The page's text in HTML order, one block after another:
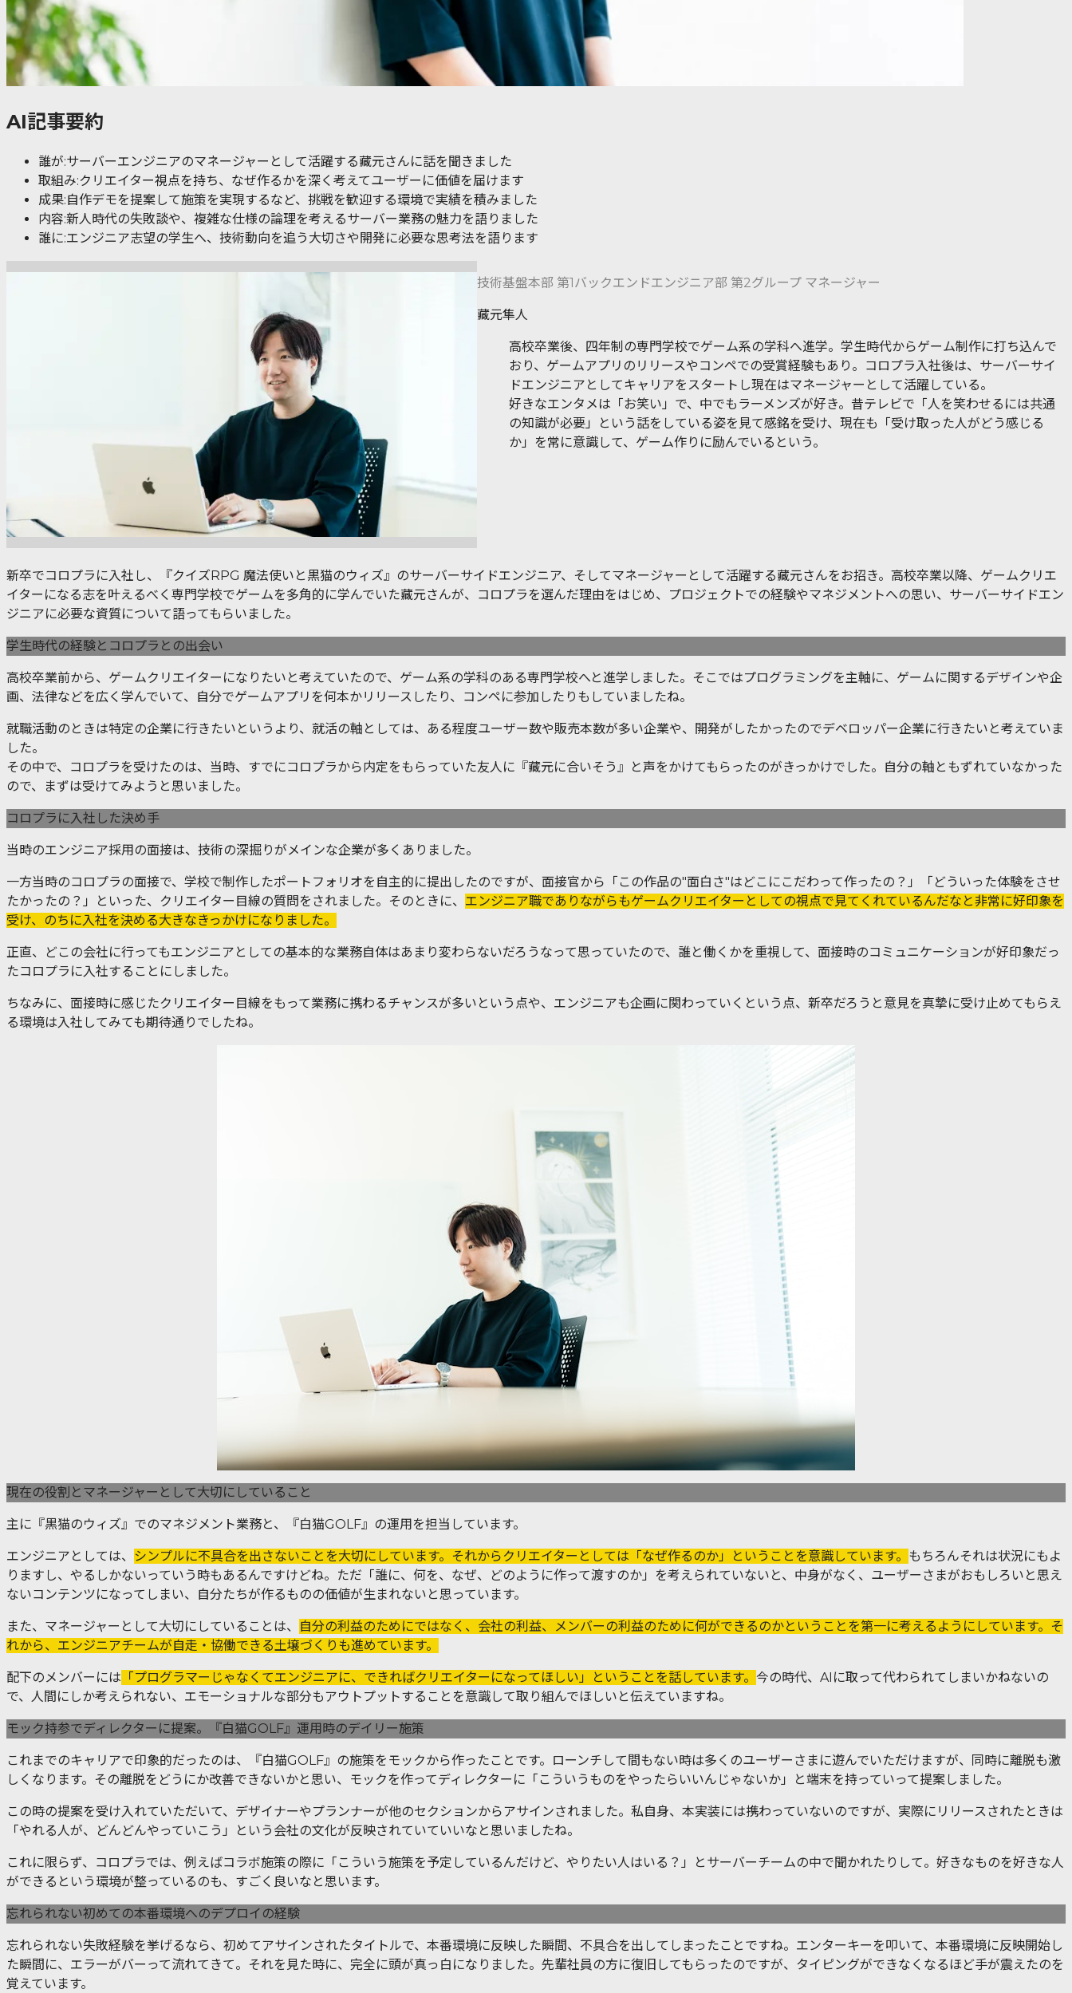
AI記事要約
誰が:サーバーエンジニアのマネージャーとして活躍する藏元さんに話を聞きました
取組み:クリエイター視点を持ち、なぜ作るかを深く考えてユーザーに価値を届けます
成果:自作デモを提案して施策を実現するなど、挑戦を歓迎する環境で実績を積みました
内容:新人時代の失敗談や、複雑な仕様の論理を考えるサーバー業務の魅力を語りました
誰に:エンジニア志望の学生へ、技術動向を追う大切さや開発に必要な思考法を語ります
技術基盤本部 第1バックエンドエンジニア部 第2グループ マネージャー
藏元隼人
高校卒業後、四年制の専門学校でゲーム系の学科へ進学。学生時代からゲーム制作に打ち込んで
おり、ゲームアプリのリリースやコンペでの受賞経験もあり。コロプラ入社後は、サーバーサイ
ドエンジニアとしてキャリアをスタートし現在はマネージャーとして活躍している。
好きなエンタメは「お笑い」で、中でもラーメンズが好き。昔テレビで「人を笑わせるには共通
の知識が必要」という話をしている姿を見て感銘を受け、現在も「受け取った人がどう感じる
か」を常に意識して、ゲーム作りに励んでいるという。
新卒でコロプラに入社し、『クイズRPG 魔法使いと黒猫のウィズ』のサーバーサイドエンジニア、そしてマネージャーとして活躍する藏元さんをお招き。高校卒業以降、ゲームクリエ
イターになる志を叶えるべく専門学校でゲームを多角的に学んでいた藏元さんが、コロプラを選んだ理由をはじめ、プロジェクトでの経験やマネジメントへの思い、サーバーサイドエン
ジニアに必要な資質について語ってもらいました。
学生時代の経験とコロプラとの出会い
高校卒業前から、ゲームクリエイターになりたいと考えていたので、ゲーム系の学科のある専門学校へと進学しました。そこではプログラミングを主軸に、ゲームに関するデザインや企
画、法律などを広く学んでいて、自分でゲームアプリを何本かリリースしたり、コンペに参加したりもしていましたね。
就職活動のときは特定の企業に行きたいというより、就活の軸としては、ある程度ユーザー数や販売本数が多い企業や、開発がしたかったのでデベロッパー企業に行きたいと考えていま
した。
その中で、コロプラを受けたのは、当時、すでにコロプラから内定をもらっていた友人に『藏元に合いそう』と声をかけてもらったのがきっかけでした。自分の軸ともずれていなかった
ので、まずは受けてみようと思いました。
コロプラに入社した決め手
当時のエンジニア採用の面接は、技術の深掘りがメインな企業が多くありました。
一方当時のコロプラの面接で、学校で制作したポートフォリオを自主的に提出したのですが、面接官から「この作品の"面白さ"はどこにこだわって作ったの？」「どういった体験をさせ
たかったの？」といった、クリエイター目線の質問をされました。そのときに、 エンジニア職でありながらもゲームクリエイターとしての視点で見てくれているんだなと非常に好印象を
受け、のちに入社を決める大きなきっかけになりました。
正直、どこの会社に行ってもエンジニアとしての基本的な業務自体はあまり変わらないだろうなって思っていたので、誰と働くかを重視して、面接時のコミュニケーションが好印象だっ
たコロプラに入社することにしました。
ちなみに、面接時に感じたクリエイター目線をもって業務に携わるチャンスが多いという点や、エンジニアも企画に関わっていくという点、新卒だろうと意見を真摯に受け止めてもらえ
る環境は入社してみても期待通りでしたね。
現在の役割とマネージャーとして大切にしていること
主に『黒猫のウィズ』でのマネジメント業務と、『白猫GOLF』の運用を担当しています。
エンジニアとしては、 シンプルに不具合を出さないことを大切にしています。それからクリエイターとしては「なぜ作るのか」ということを意識しています。 もちろんそれは状況にもよ
りますし、やるしかないっていう時もあるんですけどね。ただ「誰に、何を、なぜ、どのように作って渡すのか」を考えられていないと、中身がなく、ユーザーさまがおもしろいと思え
ないコンテンツになってしまい、自分たちが作るものの価値が生まれないと思っています。
また、マネージャーとして大切にしていることは、
自分の利益のためにではなく、会社の利益、メンバーの利益のために何ができるのかということを第一に考えるようにしています。そ
れから、エンジニアチームが自走・協働できる土壌づくりも進めています。
配下のメンバーには 「プログラマーじゃなくてエンジニアに、できればクリエイターになってほしい」ということを話しています。 今の時代、AIに取って代わられてしまいかねないの
で、人間にしか考えられない、エモーショナルな部分もアウトプットすることを意識して取り組んでほしいと伝えていますね。
モック持参でディレクターに提案。『白猫GOLF』運用時のデイリー施策
これまでのキャリアで印象的だったのは、『白猫GOLF』の施策をモックから作ったことです。ローンチして間もない時は多くのユーザーさまに遊んでいただけますが、同時に離脱も激
しくなります。その離脱をどうにか改善できないかと思い、モックを作ってディレクターに「こういうものをやったらいいんじゃないか」と端末を持っていって提案しました。
この時の提案を受け入れていただいて、デザイナーやプランナーが他のセクションからアサインされました。私自身、本実装には携わっていないのですが、実際にリリースされたときは
「やれる人が、どんどんやっていこう」という会社の文化が反映されていていいなと思いましたね。
これに限らず、コロプラでは、例えばコラボ施策の際に「こういう施策を予定しているんだけど、やりたい人はいる？」とサーバーチームの中で聞かれたりして。好きなものを好きな人
ができるという環境が整っているのも、すごく良いなと思います。
忘れられない初めての本番環境へのデプロイの経験
忘れられない失敗経験を挙げるなら、初めてアサインされたタイトルで、本番環境に反映した瞬間、不具合を出してしまったことですね。エンターキーを叩いて、本番環境に反映開始し
た瞬間に、エラーがバーって流れてきて。それを見た時に、完全に頭が真っ白になりました。先輩社員の方に復旧してもらったのですが、タイピングができなくなるほど手が震えたのを
覚えています。